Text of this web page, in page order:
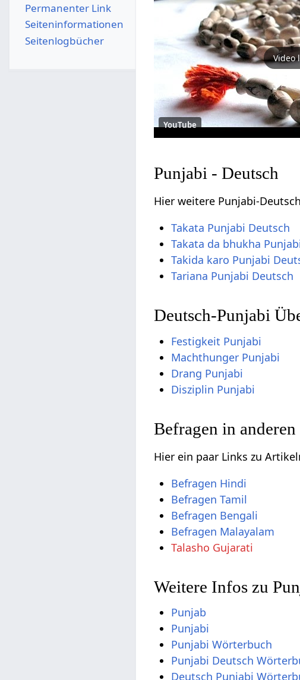
Video
YouTube
Punjabi - Deutsch
Hier weitere Punjabi-
Takata Punjabi Deutsch
Takata da bhukha
Takida karo Punjabi
Tariana Punjabi Deutsch
Deutsch-Punjabi
Festigkeit Punjabi
Machthunger Punjabi
Drang Punjabi
Disziplin Punjabi
Befragen in
Hier ein paar Links zu
Befragen Hindi
Befragen Tamil
Befragen Bengali
Befragen Malayalam
Talasho Gujarati
Weitere Infos zu
Punjab
Punjabi
Punjabi Wörterbuch
Punjabi Deutsch
Deutsch Punjabi
Permanenter Link
Seiten­­informationen
Seitenlogbücher